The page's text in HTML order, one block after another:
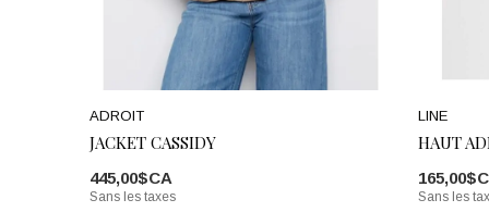
ADROIT
JACKET CASSIDY
445,00$CA
Sans les taxes
LINE
HAUT
Sans les